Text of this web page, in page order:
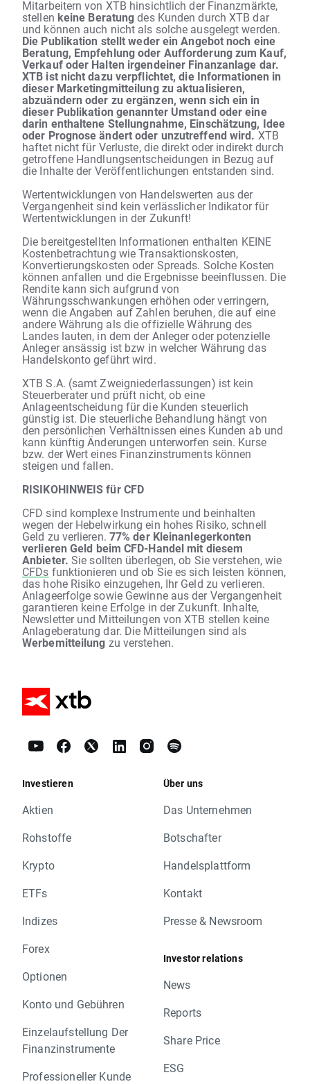
Mitarbeitern von XTB hinsichtlich der Finanzmärkte,
stellen keine Beratungdes Kunden durch XTB dar
und können auch nicht als solche ausgelegt werden.
Die Publikation stellt weder ein Angebot noch eine
Beratung, Empfehlung oder Aufforderung zum Kauf,
Verkauf oder Halten irgendeiner Finanzanlage dar.
XTB ist nicht dazu verpflichtet, die Informationen in
dieser Marketingmitteilung zu aktualisieren,
abzuändern oder zu ergänzen, wenn sich ein in
dieser Publikation genannter Umstand oder eine
darin enthaltene Stellungnahme, Einschätzung, Idee
oder Prognose ändert oder unzutreffend wird.XTB
haftet nicht für Verluste, die direkt oder indirekt durch
getroffene Handlungsentscheidungen in Bezug auf
die Inhalte der Veröffentlichungen entstanden sind.
Wertentwicklungen von Handelswerten aus der
Vergangenheit sind kein verlässlicher Indikator für
Wertentwicklungen in der Zukunft!
Die bereitgestellten Informationen enthalten KEINE
Kostenbetrachtung wie Transaktionskosten,
Konvertierungskosten oder Spreads. Solche Kosten
können anfallen und die Ergebnisse beeinflussen. Die
Rendite kann sich aufgrund von
Währungsschwankungen erhöhen oder verringern,
wenn die Angaben auf Zahlen beruhen, die auf eine
andere Währung als die offizielle Währung des
Landes lauten, in dem der Anleger oder potenzielle
Anleger ansässig ist bzw in welcher Währung das
Handelskonto geführt wird.
XTB S.A. (samt Zweigniederlassungen) ist kein
Steuerberater und prüft nicht, ob eine
Anlageentscheidung für die Kunden steuerlich
günstig ist. Die steuerliche Behandlung hängt von
den persönlichen Verhältnissen eines Kunden ab und
kann künftig Änderungen unterworfen sein. Kurse
bzw. der Wert eines Finanzinstruments können
steigen und fallen.
RISIKOHINWEIS für CFD
CFD sind komplexe Instrumente und beinhalten
wegen der Hebelwirkung ein hohes Risiko, schnell
Geld zu verlieren. 77% der Kleinanlegerkonten
verlieren Geld beim CFD-Handel mit diesem
Anbieter. Sie sollten überlegen, ob Sie verstehen, wie
CFDs funktionieren und ob Sie es sich leisten können,
das hohe Risiko einzugehen, Ihr Geld zu verlieren.
Anlageerfolge sowie Gewinne aus der Vergangenheit
garantieren keine Erfolge in der Zukunft. Inhalte,
Newsletter und Mitteilungen von XTB stellen keine
Anlageberatung dar. Die Mitteilungen sind als
Werbemitteilung zu verstehen.
Investieren
Aktien
Rohstoffe
Krypto
ETFs
Indizes
Forex
Optionen
Konto und Gebühren
Einzelaufstellung Der
Finanzinstrumente
Professioneller Kunde
Über uns
Das Unternehmen
Botschafter
Handelsplattform
Kontakt
Presse & Newsroom
Investor relations
News
Reports
Share Price
ESG